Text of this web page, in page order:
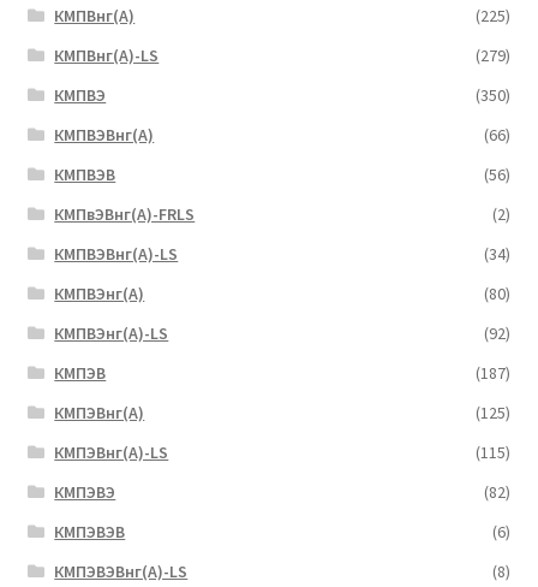
КМПВнг(А)
(225)
КМПВнг(А)-LS
(279)
КМПВЭ
(350)
КМПВЭBнг(А)
(66)
КМПВЭВ
(56)
КМПвЭВнг(А)-FRLS
(2)
КМПВЭВнг(А)-LS
(34)
КМПВЭнг(А)
(80)
КМПВЭнг(А)-LS
(92)
КМПЭВ
(187)
КМПЭВнг(А)
(125)
КМПЭВнг(А)-LS
(115)
КМПЭВЭ
(82)
КМПЭВЭВ
(6)
КМПЭВЭВнг(А)-LS
(8)